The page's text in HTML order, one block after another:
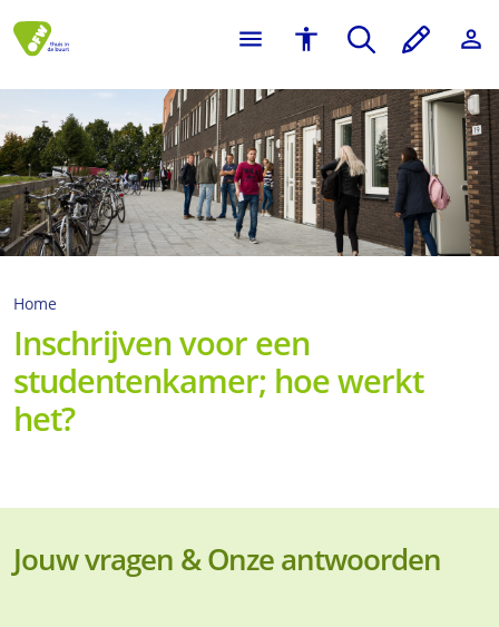
Home
Inschrijven voor een
studentenkamer; hoe werkt
het?
Jouw vragen & Onze antwoorden